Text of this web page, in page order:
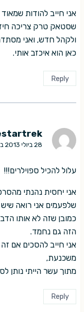
אני חייב להודות
ולקהל חדש, ואני
כאן הוא איכזב אותי.
Reply
28 ביולי 2013 בשעה 7:44
עלול להכיל ספוילרים!!!
אני יחסית נהנתי
שלפעמים אני רואה שיש
כמובן שזה לא אותו
הזה גם נחמד.
אני חייב להסכים אם
משכנעת,
מתוך עשר הייתי נותן
Reply